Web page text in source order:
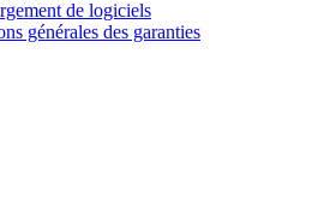
de logiciels
générales des garanties